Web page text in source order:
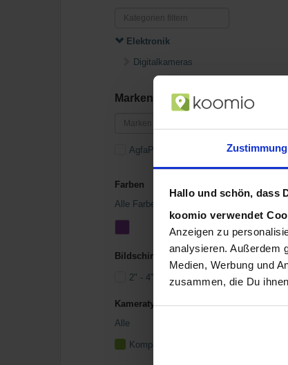
Zustimmung
Hallo und schön, dass
koomio verwendet
Anzeigen zu
analysieren. Außerdem
Medien, Werbung und
zusammen, die Du
Elektronik
Digitalkameras
Marken
AgfaPhoto
Farben
Alle Farben
Bildschirmgröße
2" - 4" (Zoll)
Kameratyp
Alle
Kompaktkamera